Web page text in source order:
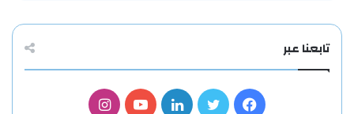
تابعنا عبر
فيسبوك
تويتر لينكدإنيوتيوبانستقرام